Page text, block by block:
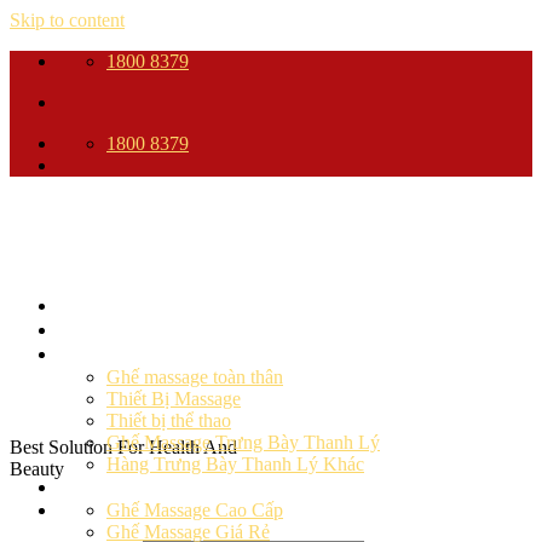
Skip to content
1800 8379
1800 8379
Best Solution For Health And
Beauty
Ghế massage toàn thân
Thiết Bị Massage
Thiết bị thể thao
Ghế Massage Trưng Bày Thanh Lý
Hàng Trưng Bày Thanh Lý Khác
Ghế Massage Cao Cấp
Ghế Massage Giá Rẻ